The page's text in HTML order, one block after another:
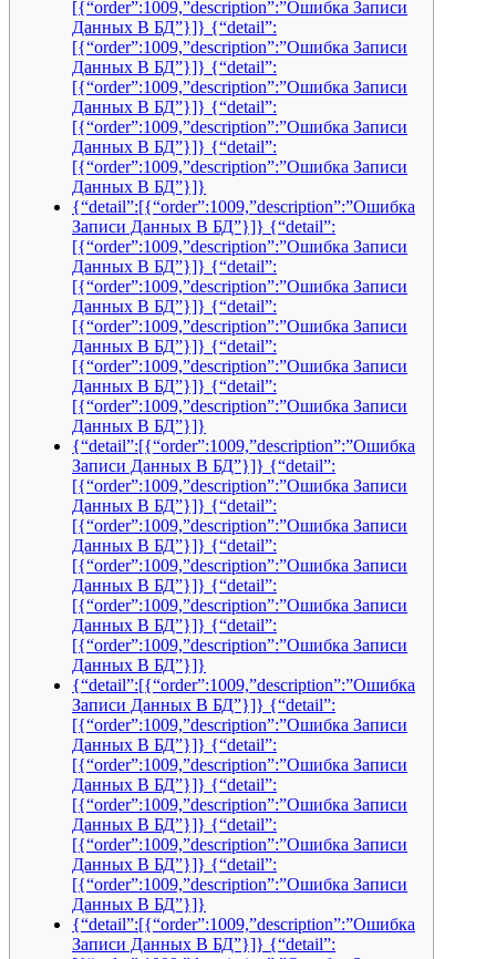
[{“order”:1009,”description”:”Ошибка Записи
Данных В БД”}]} {“detail”:
[{“order”:1009,”description”:”Ошибка Записи
Данных В БД”}]} {“detail”:
[{“order”:1009,”description”:”Ошибка Записи
Данных В БД”}]} {“detail”:
[{“order”:1009,”description”:”Ошибка Записи
Данных В БД”}]} {“detail”:
[{“order”:1009,”description”:”Ошибка Записи
Данных В БД”}]}
{“detail”:[{“order”:1009,”description”:”Ошибка
Записи Данных В БД”}]} {“detail”:
[{“order”:1009,”description”:”Ошибка Записи
Данных В БД”}]} {“detail”:
[{“order”:1009,”description”:”Ошибка Записи
Данных В БД”}]} {“detail”:
[{“order”:1009,”description”:”Ошибка Записи
Данных В БД”}]} {“detail”:
[{“order”:1009,”description”:”Ошибка Записи
Данных В БД”}]} {“detail”:
[{“order”:1009,”description”:”Ошибка Записи
Данных В БД”}]}
{“detail”:[{“order”:1009,”description”:”Ошибка
Записи Данных В БД”}]} {“detail”:
[{“order”:1009,”description”:”Ошибка Записи
Данных В БД”}]} {“detail”:
[{“order”:1009,”description”:”Ошибка Записи
Данных В БД”}]} {“detail”:
[{“order”:1009,”description”:”Ошибка Записи
Данных В БД”}]} {“detail”:
[{“order”:1009,”description”:”Ошибка Записи
Данных В БД”}]} {“detail”:
[{“order”:1009,”description”:”Ошибка Записи
Данных В БД”}]}
{“detail”:[{“order”:1009,”description”:”Ошибка
Записи Данных В БД”}]} {“detail”:
[{“order”:1009,”description”:”Ошибка Записи
Данных В БД”}]} {“detail”:
[{“order”:1009,”description”:”Ошибка Записи
Данных В БД”}]} {“detail”:
[{“order”:1009,”description”:”Ошибка Записи
Данных В БД”}]} {“detail”:
[{“order”:1009,”description”:”Ошибка Записи
Данных В БД”}]} {“detail”:
[{“order”:1009,”description”:”Ошибка Записи
Данных В БД”}]}
{“detail”:[{“order”:1009,”description”:”Ошибка
Записи Данных В БД”}]} {“detail”: